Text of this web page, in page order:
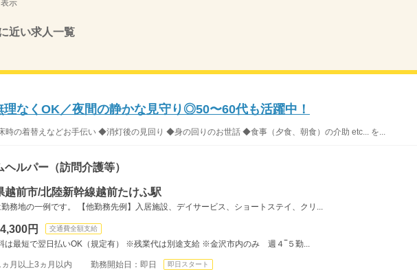
示
近い求人一覧
理なくOK／夜間の静かな見守り◎50〜60代も活躍中！
時の着替えなどお手伝い ◆消灯後の見回り ◆身の回りのお世話 ◆食事（夕食、朝食）の介助 etc... を...
ヘルパー（訪問介護等）
越前市/北陸新幹線越前たけふ駅
勤務地の一例です。 【他勤務先例】入居施設、デイサービス、ショートステイ、クリ...
円 交通費全額支給
は最短で翌日払いOK（規定有） ※残業代は別途支給 ※金沢市内のみ 週４‾５勤...
ヵ月以上3ヵ月以内 勤務開始日：即日 即日スタート